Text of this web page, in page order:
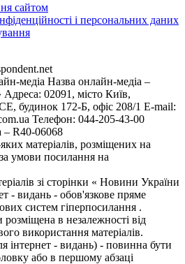
сайтом
і персональних даних
медіа Назва онлайн-медіа –
02091, місто Київ,
172-Б, офіс 208/1 E-mail:
Телефон: 044-205-43-00
– R40-06068
матеріалів, розміщених на
за умови посилання на
зі сторінки « Новини України
- видань - обов'язкове пряме
систем гіперпосилання .
в незалежності від
використання матеріалів.
інтернет - видань) - повинна бути
або в першому абзаці